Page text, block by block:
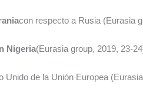
con respecto a Rusia (Eurasia
Nigeria(Eurasia group, 2019, 23-
Unido de la Unión Europea